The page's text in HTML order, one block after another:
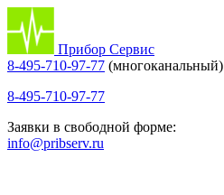
Прибор Сервис
8-495-710-97-77 (многоканальный)
8-495-710-97-77
Заявки в свободной форме:
info@pribserv.ru